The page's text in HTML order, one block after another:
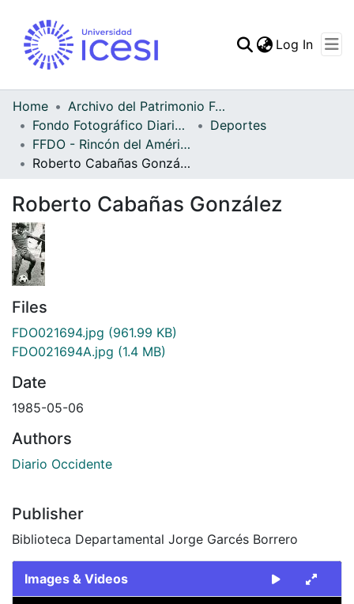
Statistics
Log In
Home
Archivo del Patrimonio Fotográfico y Fílmico del Valle del Cauca
Fondo Fotográfico Diario Occidente
Deportes
FFDO - Rincón del América - Patrimonial
Roberto Cabañas González
Roberto Cabañas González
Files
FDO021694.jpg (961.99 KB)
FDO021694A.jpg (1.4 MB)
Date
1985-05-06
Authors
Diario Occidente
Publisher
Biblioteca Departamental Jorge Garcés Borrero
Images & Videos